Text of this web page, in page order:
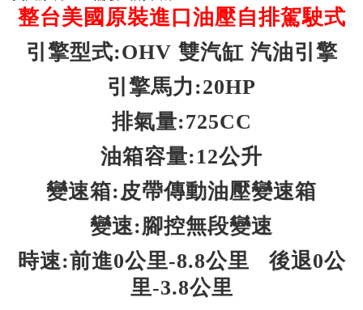
g
t
整台美國原裝進口油壓自排駕駛式
引擎型式:OHV 雙汽缸 汽油引擎
引擎馬力:20HP
排氣量:725CC
油箱容量:12公升
變速箱:皮帶傳動油壓變速箱
變速:腳控無段變速
時速:前進0公里-8.8公里 後退0公
里-3.8公里